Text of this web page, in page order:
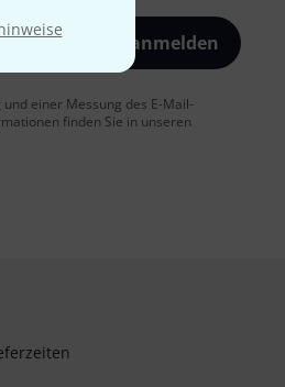
Jetzt anmelden
einer Messung des E-Mail-
finden Sie in unseren